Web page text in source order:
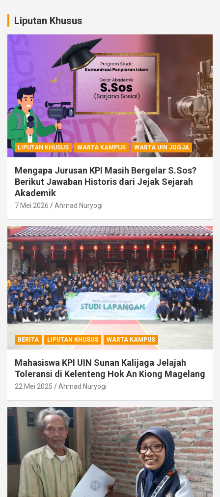
Liputan Khusus
LIPUTAN KHUSUS WARTA KAMPUS WARTA UIN JOGJA
Mengapa Jurusan KPI Masih Bergelar S.Sos?
Berikut Jawaban Historis dari Jejak Sejarah
Akademik
7 Mei 2026 Ahmad Nuryogi
BERITA LIPUTAN KHUSUS WARTA KAMPUS
Mahasiswa KPI UIN Sunan Kalijaga Jelajah
Toleransi di Kelenteng Hok An Kiong Magelang
22 Mei 2025 Ahmad Nuryogi